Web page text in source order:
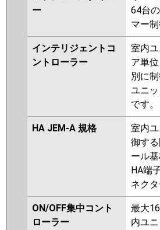
ー
64台
マー制
インテリジェントコ
ントローラー
室内
ア単
別に
ユニ
です。
HA JEM-A 規格
室内
御す
ール
HA端
ネクタ
ON/OFF集中コント
ローラー
最大
内ユ